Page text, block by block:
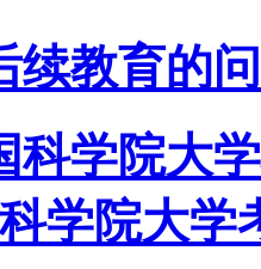
续教育的
科学院大
学院大学